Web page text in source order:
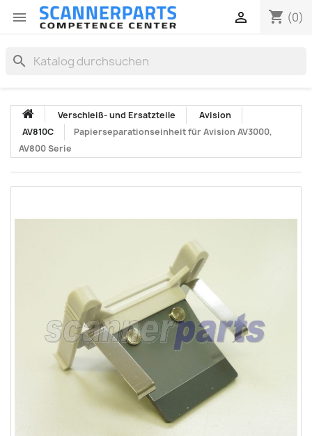
 shopping_cart (0)

search
Verschleiß- und Ersatzteile
Avision
AV810C
Papierseparationseinheit für Avision AV3000,
AV800 Serie